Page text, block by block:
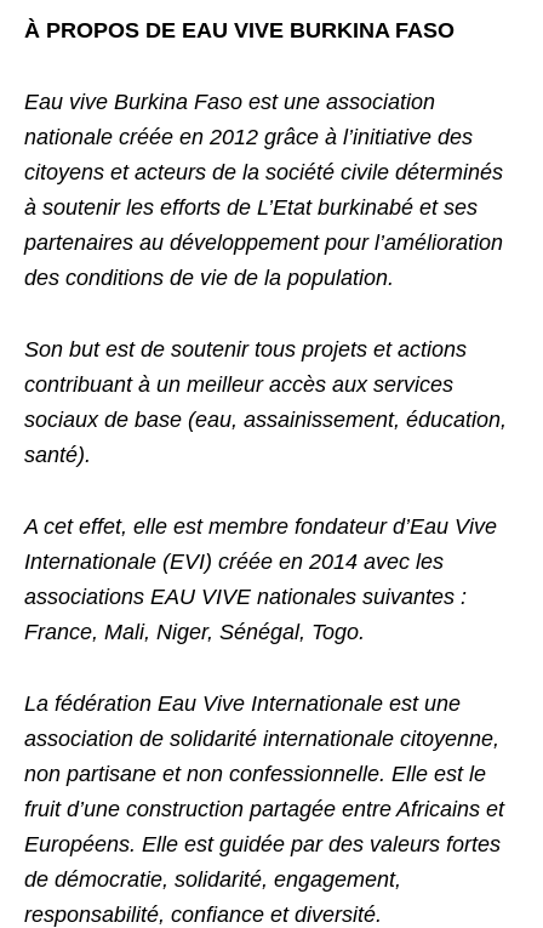
À PROPOS DE EAU VIVE BURKINA FASO
Eau vive Burkina Faso est une association
nationale créée en 2012 grâce à l’initiative des
citoyens et acteurs de la société civile déterminés
à soutenir les efforts de L’Etat burkinabé et ses
partenaires au développement pour l’amélioration
des conditions de vie de la population.
Son but est de soutenir tous projets et actions
contribuant à un meilleur accès aux services
sociaux de base (eau, assainissement, éducation,
santé).
A cet effet, elle est membre fondateur d’Eau Vive
Internationale (EVI) créée en 2014 avec les
associations EAU VIVE nationales suivantes :
France, Mali, Niger, Sénégal, Togo.
La fédération Eau Vive Internationale est une
association de solidarité internationale citoyenne,
non partisane et non confessionnelle. Elle est le
fruit d’une construction partagée entre Africains et
Européens. Elle est guidée par des valeurs fortes
de démocratie, solidarité, engagement,
responsabilité, confiance et diversité.